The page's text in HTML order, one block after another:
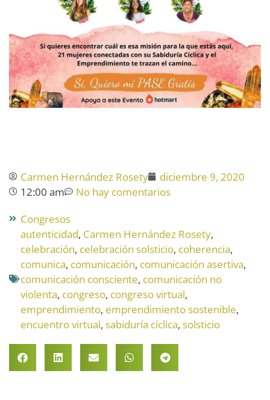
Carmen Hernández Rosety
diciembre 9, 2020
12:00 am
No hay comentarios
Congresos
autenticidad, Carmen Hernández Rosety,
celebración, celebración solsticio, coherencia,
comunica, comunicación, comunicación asertiva,
comunicación consciente, comunicación no
violenta, congreso, congreso virtual,
emprendimiento, emprendimiento sostenible,
encuentro virtual, sabiduría cíclica, solsticio